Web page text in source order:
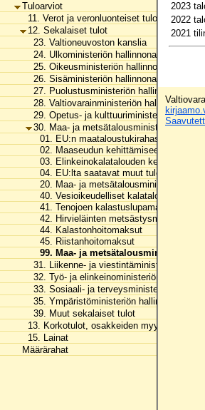
Tuloarviot
11. Verot ja veronluonteiset tulot
12. Sekalaiset tulot
23. Valtioneuvoston kanslia
24. Ulkoministeriön hallinnonala
25. Oikeusministeriön hallinnonala
26. Sisäministeriön hallinnonala
27. Puolustusministeriön hallinnonala
28. Valtiovarainministeriön hallinnonala
29. Opetus- ja kulttuuriministeriön
30. Maa- ja metsätalousministeriön
01. EU:n maataloustukirahastosta
02. Maaseudun kehittämiseen saatavat
03. Elinkeinokalatalouden
04. EU:lta saatavat muut tulot
20. Maa- ja metsätalousministeriön
40. Vesioikeudelliset kalatalousmaksut
41. Tenojoen kalastuslupamaksut
42. Hirvieläinten metsästysmaksut
44. Kalastonhoitomaksut
45. Riistanhoitomaksut
99. Maa- ja metsätalousministeriön
31. Liikenne- ja viestintäministeriön
32. Työ- ja elinkeinoministeriön
33. Sosiaali- ja terveysministeriön
35. Ympäristöministeriön hallinnonala
39. Muut sekalaiset tulot
13. Korkotulot, osakkeiden myyntitulot ja
15. Lainat
Määrärahat
2023
2022
2021